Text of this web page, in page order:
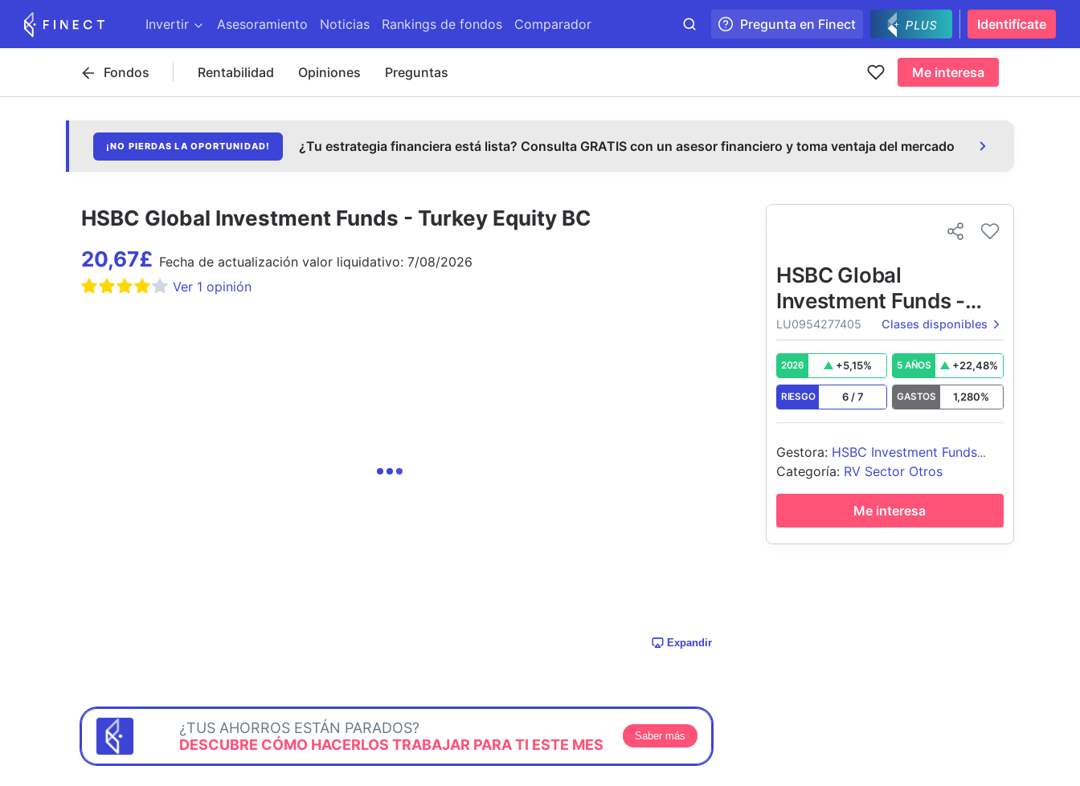
Invertir Asesoramiento Noticias Rankings de fondos Comparador Pregunta en Finect Identifícate
Fondos Rentabilidad Opiniones Preguntas Me interesa
¡NO PIERDAS LA OPORTUNIDAD! ¿Tu estrategia financiera está lista? Consulta GRATIS con un asesor financiero y toma ventaja del mercado
HSBC Global Investment Funds - Turkey Equity BC
20,67£ Fecha de actualización valor liquidativo: 7/08/2026
Ver 1 opinión
Expandir
¿TUS AHORROS ESTÁN PARADOS?
DESCUBRE CÓMO HACERLOS TRABAJAR PARA TI ESTE MES
Saber más
HSBC Global
Investment Funds -
Turkey Equity
LU0954277405 Clases disponibles
2026 +5,15% 5 AÑOS +22,48%
RIESGO 6/7 GASTOS 1,280%
Gestora: HSBC Investment Funds
(Luxembourg) S.A.
Categoría: RV Sector Otros
Me interesa